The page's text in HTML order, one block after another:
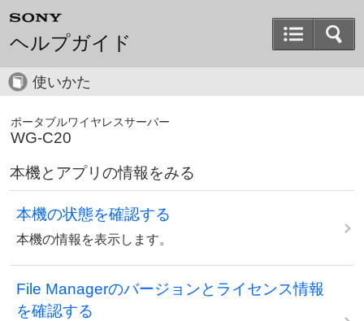
ヘルプガイド
使いかた
ポータブルワイヤレスサーバー
WG-C20
本機とアプリの情報をみる
本機の状態を確認する
本機の情報を表示します。
File Managerのバージョンとライセンス情報
を確認する